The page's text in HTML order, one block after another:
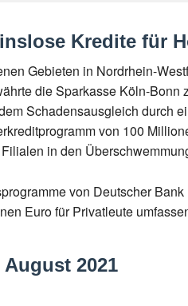
Kredite für
Gebieten in Nordrhein-
die Sparkasse Köln-
Schadensausgleich durch
von 100
in den
von Deutscher
Euro für Privatleute
2021